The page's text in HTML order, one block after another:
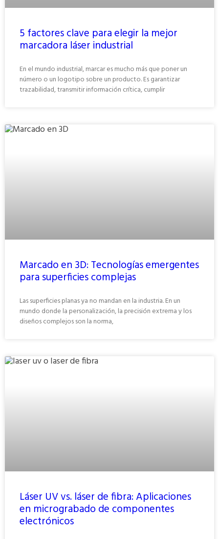
5 factores clave para elegir la mejor
marcadora láser industrial
En el mundo industrial, marcar es mucho más que poner un
número o un logotipo sobre un producto. Es garantizar
trazabilidad, transmitir información crítica, cumplir
Marcado en 3D: Tecnologías emergentes
para superficies complejas
Las superficies planas ya no mandan en la industria. En un
mundo donde la personalización, la precisión extrema y los
diseños complejos son la norma,
Láser UV vs. láser de fibra: Aplicaciones
en micrograbado de componentes
electrónicos